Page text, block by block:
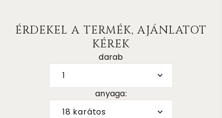
ÉRDEKEL A TERMÉK, AJÁNLATOT
KÉREK
darab
1
anyaga:
18 karátos